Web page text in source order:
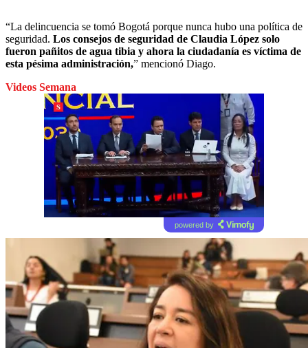
“La delincuencia se tomó Bogotá porque nunca hubo una política de
seguridad. Los consejos de seguridad de Claudia López solo
fueron pañitos de agua tibia y ahora la ciudadanía es víctima de
esta pésima administración,” mencionó Diago.
Videos Semana
powered by